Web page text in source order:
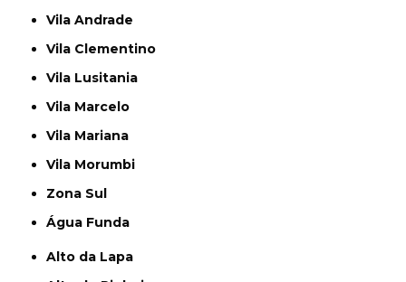
Vila Andrade
Vila Clementino
Vila Lusitania
Vila Marcelo
Vila Mariana
Vila Morumbi
Zona Sul
Água Funda
Alto da Lapa